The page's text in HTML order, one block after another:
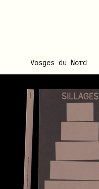
Vosges du Nord